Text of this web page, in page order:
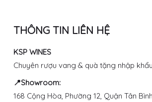
THÔNG TIN LIÊN HỆ
KSP WINES
Chuyên rượu vang & quà tặng nhập
📍Showroom:
168 Cộng Hòa, Phường 12, Quận Tân